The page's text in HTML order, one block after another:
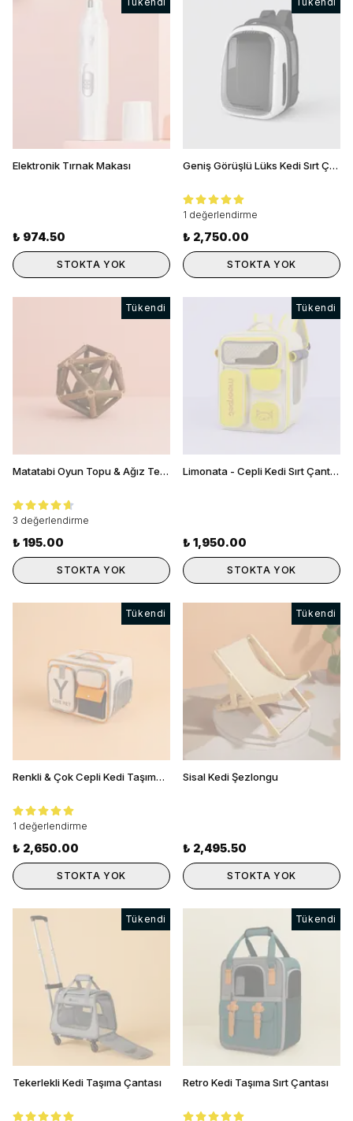
Elektronik Tırnak Makası
₺ 974.50
STOKTA YOK
Geniş Görüşlü Lüks Kedi Sırt Çantası
1 değerlendirme
₺ 2,750.00
STOKTA YOK
Tükendi
Matatabi Oyun Topu & Ağız Temizleyici
3 değerlendirme
₺ 195.00
STOKTA YOK
Tükendi
Limonata - Cepli Kedi Sırt Çantası
₺ 1,950.00
STOKTA YOK
Tükendi
Renkli & Çok Cepli Kedi Taşıma Çantası
1 değerlendirme
₺ 2,650.00
STOKTA YOK
Tükendi
Sisal Kedi Şezlongu
₺ 2,495.50
STOKTA YOK
Tükendi
Tekerlekli Kedi Taşıma Çantası
Tükendi
Retro Kedi Taşıma Sırt Çantası